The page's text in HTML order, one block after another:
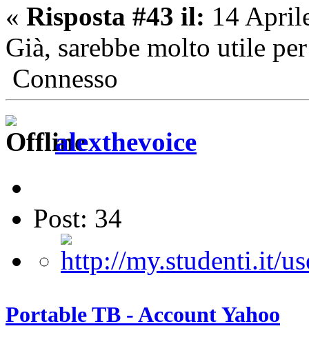
« Risposta #43 il: 14
Già, sarebbe molto utile
Connesso
alexthevoice
Post: 34
Portable TB - Account Yahoo